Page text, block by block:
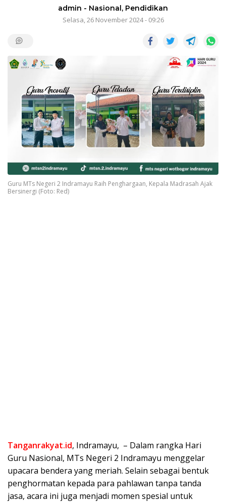
admin - Nasional, Pendidikan
Selasa, 26 November 2024 - 09:26
Guru MTs Negeri 2 Indramayu Raih Penghargaan, Kepala Madrasah Ajak
Bersinergi (Foto: Red)
Tanganrakyat.id, Indramayu, – Dalam rangka Hari
Guru Nasional, MTs Negeri 2 Indramayu menggelar
upacara bendera yang meriah. Selain sebagai bentuk
penghormatan kepada para pahlawan tanpa tanda
jasa, acara ini juga menjadi momen spesial untuk